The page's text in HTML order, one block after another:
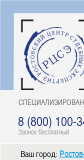
8 (800) 100-
Звонок бесплатный
Ваш город: